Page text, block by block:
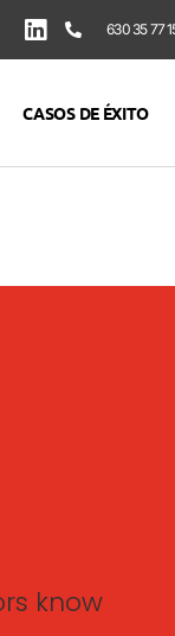
630 35 77
CASOS DE ÉXITO
know